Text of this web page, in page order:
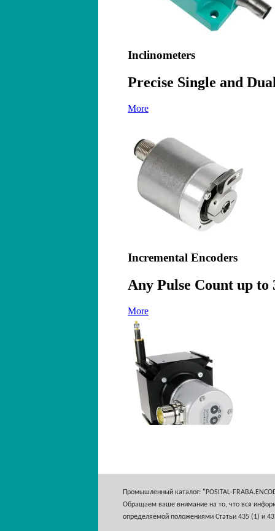
Промышленный каталог: "POSITAL-
Обращаем ваше внимание на то, что вся
определяемой положениями Статьи 435 (1) и